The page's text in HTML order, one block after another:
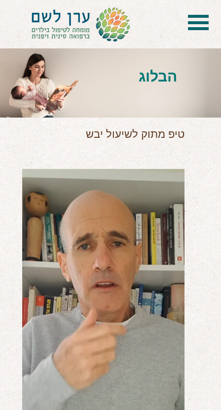
בית
הטיפול
הכל על דיקור סיני ודיקור יפני לילדים
הילד לא מפסיק להיות חולה
בעיות נשימה: קוצר, סטרידור ועוד
קשיים רגשיים, אתגרי התנהגות
בעיות/מחלות נוספות
שאלות ותשובות
אודות
הורים ממליצים
הבלוג
לימודי "שונישין"
במתנה!
יצירת קשר
052-6868768
הבלוג
טיפ מתוק לשיעול יבש